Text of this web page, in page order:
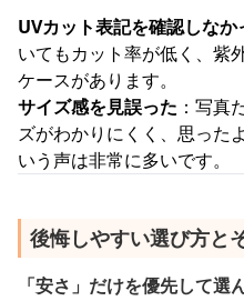
UVカット表記を確認しなか
いてもカット率が低く、紫
ケースがあります。
サイズ感を見誤った ：写真
ズがわかりにくく、思った
いう声は非常に多いです。
後悔しやすい選び方と
「安さ」だけを優先して